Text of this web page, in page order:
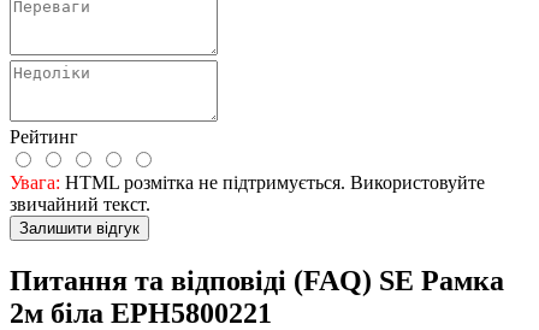
Рейтинг
Увага: HTML розмітка не підтримується. Використовуйте
звичайний текст.
Залишити відгук
Питання та відповіді (FAQ) SE Рамка
2м біла EPH5800221